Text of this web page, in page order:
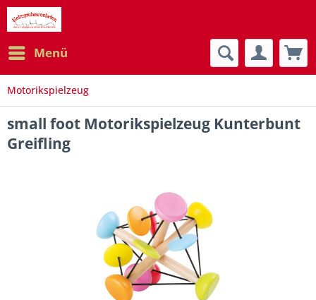
Menü
Motorikspielzeug
small foot Motorikspielzeug Kunterbunt
Greifling